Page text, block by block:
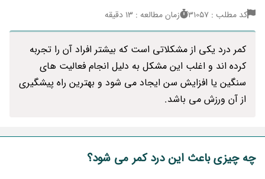
کد مطلب : 31057 زمان مطالعه : 13 دقیقه
کمر درد یکی از مشکلاتی است که بیشتر افراد آن را تجربه
کرده اند و اغلب این مشکل به دلیل انجام فعالیت های
سنگین یا افزایش سن ایجاد می شود و بهترین راه پیشگیری
از آن ورزش می باشد.
چه چیزی باعث این درد کمر می شود؟